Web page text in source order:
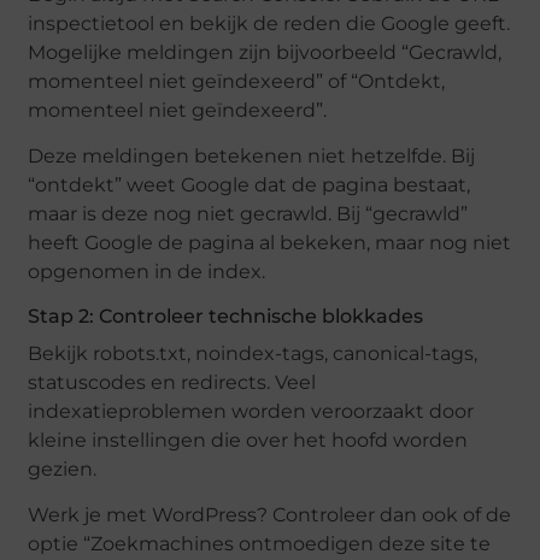
inspectietool en bekijk de reden die Google geeft.
Mogelijke meldingen zijn bijvoorbeeld “Gecrawld,
momenteel niet geïndexeerd” of “Ontdekt,
momenteel niet geïndexeerd”.
Deze meldingen betekenen niet hetzelfde. Bij
“ontdekt” weet Google dat de pagina bestaat,
maar is deze nog niet gecrawld. Bij “gecrawld”
heeft Google de pagina al bekeken, maar nog niet
opgenomen in de index.
Stap 2: Controleer technische blokkades
Bekijk robots.txt, noindex-tags, canonical-tags,
statuscodes en redirects. Veel
indexatieproblemen worden veroorzaakt door
kleine instellingen die over het hoofd worden
gezien.
Werk je met WordPress? Controleer dan ook of de
optie “Zoekmachines ontmoedigen deze site te